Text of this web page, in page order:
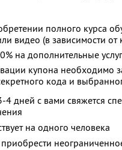
полного курса
видео (в зависимости от
на дополнительные
купона необходимо
кода и
4 дней с вами свяжется
на одного человека